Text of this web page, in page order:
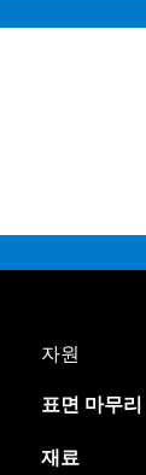
자원
표면 마무리
재료